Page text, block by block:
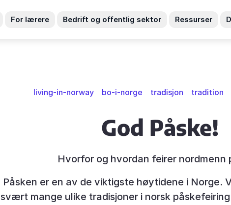
For lærere Bedrift og offentlig sektor Ressurser
living-in-norway bo-i-norge tradisjon tradition
God Påske!
Hvorfor og hvordan feirer nordmenn
Påsken er en av de viktigste høytidene i Norge.
svært mange ulike tradisjoner i norsk